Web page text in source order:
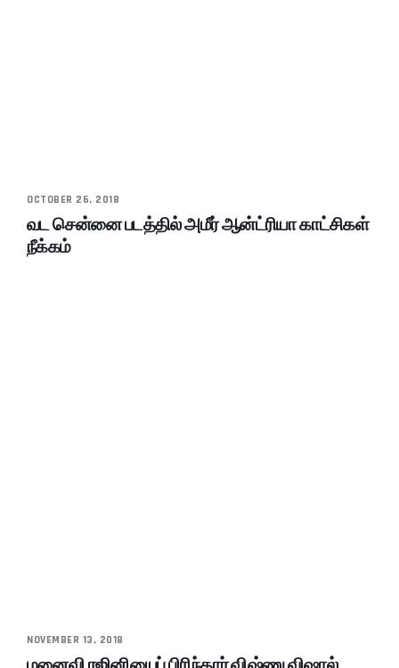
OCTOBER 26, 2018
வட சென்னை படத்தில் அமீர் ஆன்ட்ரியா காட்சிகள்
நீக்கம்
NOVEMBER 13, 2018